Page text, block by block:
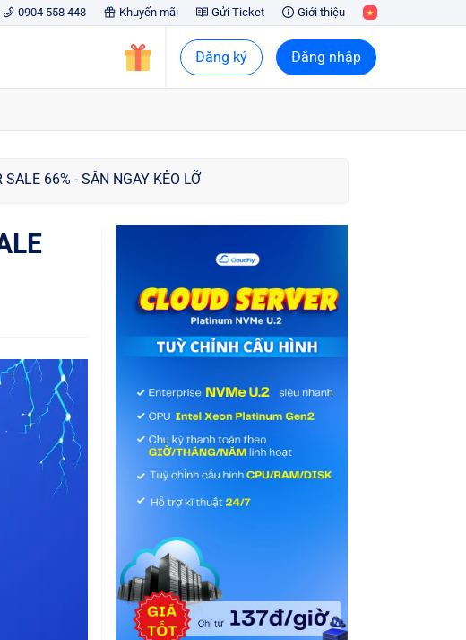
0904 558 448 Khuyến mãi Gửi Ticket Giới thiệu
Đăng ký Đăng nhập
66% - SĂN NGAY KẺO LỠ